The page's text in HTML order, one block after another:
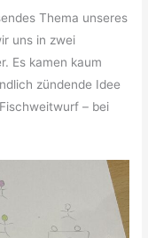
Thema unseres
uns in zwei
Es kamen kaum
zündende Idee
– bei